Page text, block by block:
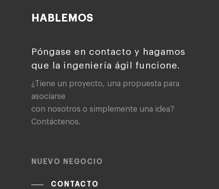
HABLEMOS
Póngase en contacto y hagamos
que la ingeniería ágil funcione.
¿Tiene un proyecto, una propuesta para
asociarse
con nosotros o simplemente una idea?
Contáctenos.
NUEVO NEGOCIO
CONTACTO